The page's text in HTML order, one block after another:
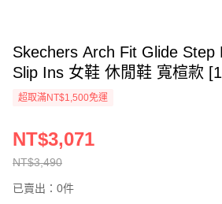
Skechers Arch Fit Glide Step
Slip Ins 女鞋 休閒鞋 寬楦款
超取滿NT$1,500免運
NT$3,490
NT$3,071
已賣出：0件